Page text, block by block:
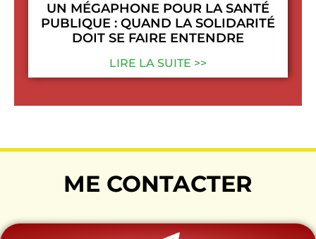
UN MÉGAPHONE POUR LA SANTÉ
PUBLIQUE : QUAND LA SOLIDARITÉ
DOIT SE FAIRE ENTENDRE
LIRE LA SUITE >>
ME CONTACTER